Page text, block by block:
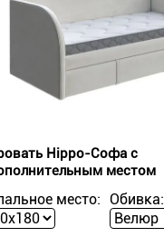
Hippo-Софа с
местом
место: Обивка: